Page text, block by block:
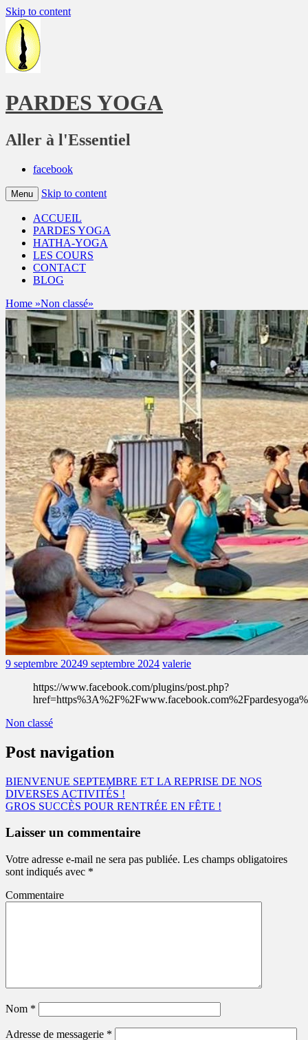
Skip to content
PARDES YOGA
Aller à l'Essentiel
facebook
Menu Skip to content
ACCUEIL
PARDES YOGA
HATHA-YOGA
LES COURS
CONTACT
BLOG
Home »Non classé»
9 septembre 20249 septembre 2024 valerie
https://www.facebook.com/plugins/post.php?
Non classé
Post navigation
BIENVENUE SEPTEMBRE ET LA REPRISE DE NOS
DIVERSES ACTIVITÉS !
GROS SUCCÈS POUR RENTRÉE EN FÊTE !
Laisser un commentaire
Votre adresse e-mail ne sera pas publiée. Les champs obligatoires
sont indiqués avec *
Commentaire
Nom *
Adresse de messagerie *